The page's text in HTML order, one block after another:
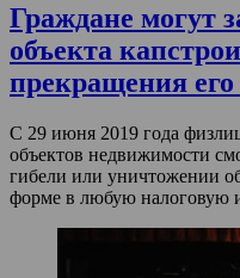
Граждане могут
объекта
прекращения
С 29 июня 2019 года
объектов недвижимости
гибели или уничтожении
форме в любую